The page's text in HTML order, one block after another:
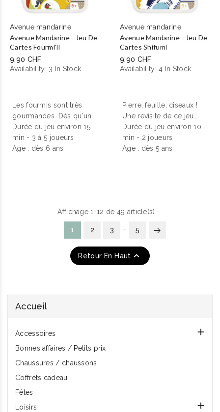
tête très drôles... vos
enfants vont adorer!
Avenue mandarine
Avenue Mandarine - Jeu De
Cartes Fourmi'll
9,90 CHF
Availability: 3 In Stock
Les fourmis sont très
gourmandes. Dès qu'un
pique-nique est organisé,
elles viennent chiper
toutes les sucreries. Pour
Durée du jeu environ 15
min - 3 à 5 joueurs
Age : dès 6 ans
Avenue mandarine
Avenue Mandarine - Jeu De
Cartes Shifumi
9,90 CHF
Availability:4 In Stock
Pierre, feuille, ciseaux !
Une revisite de ce jeu
délirant à la sauce
Avenue Mandarine !
Durée du jeu environ 10
min - 2 joueurs
Age : dès 5 ans
Affichage 1-12 de 49 article(s)
1 2 3 5
Retour En Haut 
Accueil
Accessoires 
Bonnes affaires / Petits prix
Chaussures / chaussons
Coffrets cadeau
Fêtes
Loisirs
